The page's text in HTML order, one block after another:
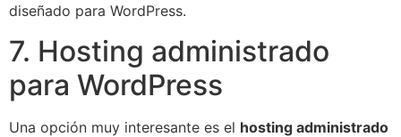
diseñado para WordPress.
7. Hosting administrado
para WordPress
Una opción muy interesante es el hosting administrado